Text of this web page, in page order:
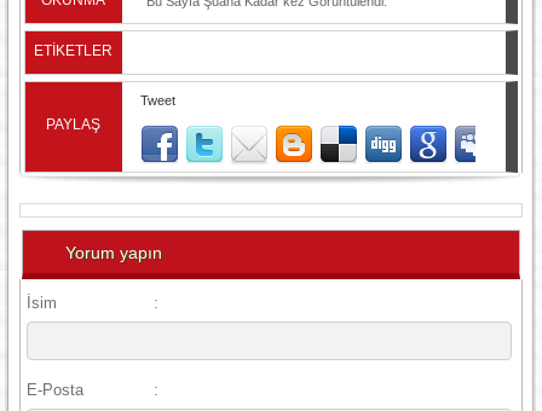
ETİKETLER
PAYLAŞ
Tweet
Yorum yapın
İsim :
E-Posta :